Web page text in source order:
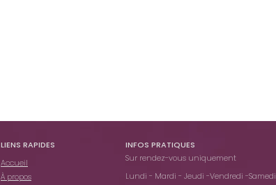
LIENS RAPIDES
Accueil
À propos
INFOS PRATIQUES​
Sur rendez-vous uniquement
Lundi - Mardi - Jeudi -Vendredi -Samedi